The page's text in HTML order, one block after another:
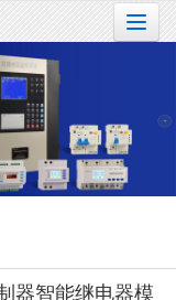
很遗憾，因您的浏览器版本过低导致无法获得最佳浏览体验，推荐下载安装谷歌浏览器！
器智能继电器模